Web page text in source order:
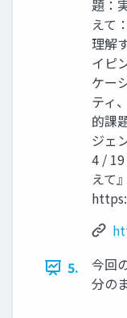
題：
えて
理解
イピ
ケー
ティ
的課
ジェ
4 /
えて』
5.
今回
分の